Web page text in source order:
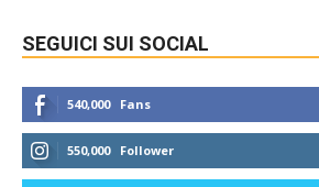
SEGUICI SUI SOCIAL
540,000 Fans
550,000 Follower